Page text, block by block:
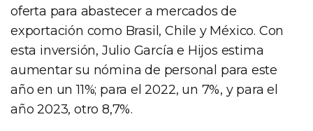
oferta para abastecer a mercados de
exportación como Brasil, Chile y México. Con
esta inversión, Julio García e Hijos estima
aumentar su nómina de personal para este
año en un 11%; para el 2022, un 7%, y para el
año 2023, otro 8,7%.